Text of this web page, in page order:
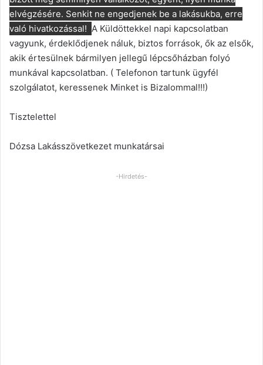
elvégzésére. Senkit ne engedjenek be a lakásukba, erre
való hivatkozással! A Küldöttekkel napi kapcsolatban
vagyunk, érdeklődjenek náluk, biztos források, ők az elsők,
akik értesülnek bármilyen jellegű lépcsőházban folyó
munkával kapcsolatban. ( Telefonon tartunk ügyfél
szolgálatot, keressenek Minket is Bizalommal!!!)
Tisztelettel
Dózsa Lakásszövetkezet munkatársai
-Hirdetés-